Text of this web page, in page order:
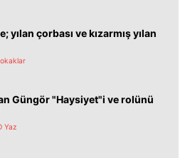
yılan çorbası ve kızarmış yılan
Güngör "Haysiyet"i ve rolünü
Yaz